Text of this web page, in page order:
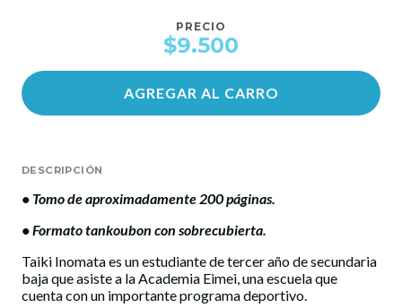
PRECIO
$9.500
AGREGAR AL CARRO
DESCRIPCIÓN
• Tomo de aproximadamente 200 páginas.
• Formato tankoubon con sobrecubierta.
Taiki Inomata es un estudiante de tercer año de secundaria
baja que asiste a la Academia Eimei, una escuela que
cuenta con un importante programa deportivo.